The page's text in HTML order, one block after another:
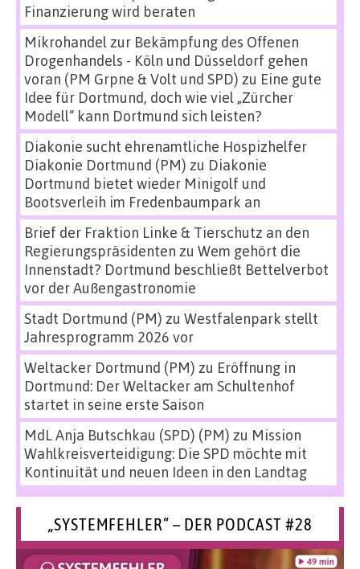
Finanzierung wird beraten
Mikrohandel zur Bekämpfung des Offenen
Drogenhandels - Köln und Düsseldorf gehen
voran (PM Grpne & Volt und SPD) zu Eine gute
Idee für Dortmund, doch wie viel „Zürcher
Modell“ kann Dortmund sich leisten?
Diakonie sucht ehrenamtliche Hospizhelfer
Diakonie Dortmund (PM) zu Diakonie
Dortmund bietet wieder Minigolf und
Bootsverleih im Fredenbaumpark an
Brief der Fraktion Linke & Tierschutz an den
Regierungspräsidenten zu Wem gehört die
Innenstadt? Dortmund beschließt Bettelverbot
vor der Außengastronomie
Stadt Dortmund (PM) zu Westfalenpark stellt
Jahresprogramm 2026 vor
Weltacker Dortmund (PM) zu Eröffnung in
Dortmund: Der Weltacker am Schultenhof
startet in seine erste Saison
MdL Anja Butschkau (SPD) (PM) zu Mission
Wahlkreisverteidigung: Die SPD möchte mit
Kontinuität und neuen Ideen in den Landtag
„SYSTEMFEHLER“ – DER PODCAST #28